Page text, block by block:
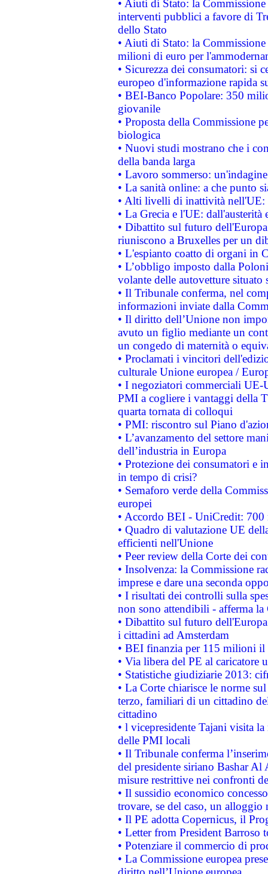
• Aiuti di Stato: la
interventi pubblici a favore di
dello Stato
• Aiuti di Stato: la
milioni di euro per
• Sicurezza dei consumatori: si
europeo d'informazione rapida
• BEI-Banco Popolare: 350
giovanile
• Proposta della Commissione
biologica
• Nuovi studi mostrano che i
della banda larga
• Lavoro sommerso:
• La sanità online: a che punto
• Alti livelli di inattività nell'UE:
• La Grecia e l'UE: dall'austerità
• Dibattito sul futuro
riuniscono a Bruxelles per un
• L'espianto coatto di organi in
• L’obbligo imposto dalla
volante delle autovetture
• Il Tribunale conferma, nel
informazioni inviate dalla
• Il diritto dell’Unione non
avuto un figlio mediante un
un congedo di maternità o
• Proclamati i vincitori
culturale Unione europea /
• I negoziatori commerciali UE-
PMI a cogliere i vantaggi della
quarta tornata di colloqui
• PMI: riscontro sul Piano
• L’avanzamento del settore
dell’industria in Europa
• Protezione dei consumatori e
in tempo di crisi?
• Semaforo verde della
europei
• Accordo BEI - UniCredit:
• Quadro di valutazione UE
efficienti nell'Unione
• Peer review della Corte dei
• Insolvenza: la Commissione
imprese e dare una seconda
• I risultati dei controlli sulla
non sono attendibili - afferma la
• Dibattito sul futuro
i cittadini ad Amsterdam
• BEI finanzia per 115 milioni
• Via libera del PE al caricatore
• Statistiche giudiziarie 2013:
• La Corte chiarisce le norme
terzo, familiari di un cittadino
cittadino
• l vicepresidente Tajani visita
delle PMI locali
• Il Tribunale conferma
del presidente siriano Bashar Al
misure restrittive nei confronti
• Il sussidio economico
trovare, se del caso, un
• Il PE adotta Copernicus, il
• Letter from President Barroso
• Potenziare il commercio di
• La Commissione europea